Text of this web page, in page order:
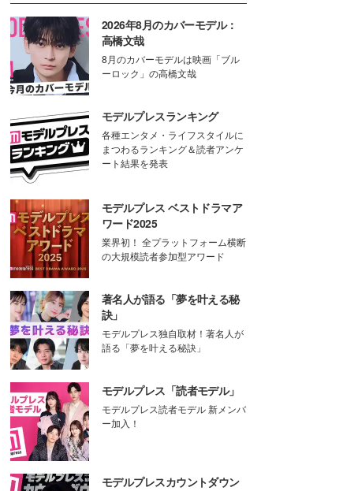
2026年8月のカバーモデル：
高橋文哉
8月のカバーモデルは映画「ブル
ーロック」の高橋文哉
モデルプレスランキング
各種エンタメ・ライフスタイルに
まつわるランキング＆読者アンケ
ート結果を発表
モデルプレス ベストドラマア
ワード2025
業界初！ 全プラットフォーム横断
の大規模読者参加型アワード
著名人が語る「夢を叶える秘
訣」
モデルプレス独自取材！著名人が
語る「夢を叶える秘訣」
モデルプレス「読者モデル」
モデルプレス読者モデル 新メンバ
ー加入！
モデルプレスカウントダウン